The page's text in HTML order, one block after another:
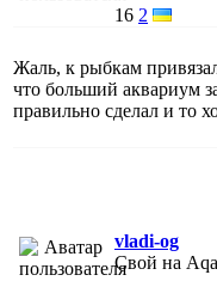
16 2
Жаль, к рыбкам
что больший аквариум
правильно сделал и то
vladi-og
Свой на